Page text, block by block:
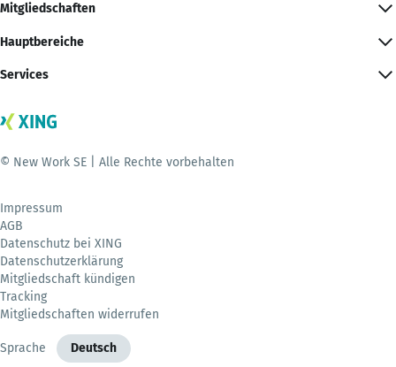
Mitgliedschaften
Hauptbereiche
Services
© New Work SE | Alle Rechte vorbehalten
Impressum
AGB
Datenschutz bei XING
Datenschutzerklärung
Mitgliedschaft kündigen
Tracking
Mitgliedschaften widerrufen
Sprache Deutsch